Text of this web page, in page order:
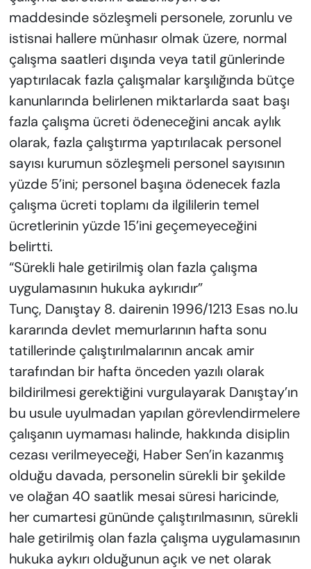
maddesinde sözleşmeli personele, zorunlu ve
istisnai hallere münhasır olmak üzere, normal
çalışma saatleri dışında veya tatil günlerinde
yaptırılacak fazla çalışmalar karşılığında bütçe
kanunlarında belirlenen miktarlarda saat başı
fazla çalışma ücreti ödeneceğini ancak aylık
olarak, fazla çalıştırma yaptırılacak personel
sayısı kurumun sözleşmeli personel sayısının
yüzde 5’ini; personel başına ödenecek fazla
çalışma ücreti toplamı da ilgililerin temel
ücretlerinin yüzde 15’ini geçemeyeceğini
belirtti.
“Sürekli hale getirilmiş olan fazla çalışma
uygulamasının hukuka aykırıdır”
Tunç, Danıştay 8. dairenin 1996/1213 Esas no.lu
kararında devlet memurlarının hafta sonu
tatillerinde çalıştırılmalarının ancak amir
tarafından bir hafta önceden yazılı olarak
bildirilmesi gerektiğini vurgulayarak Danıştay’ın
bu usule uyulmadan yapılan görevlendirmelere
çalışanın uymaması halinde, hakkında disiplin
cezası verilmeyeceği, Haber Sen’in kazanmış
olduğu davada, personelin sürekli bir şekilde
ve olağan 40 saatlik mesai süresi haricinde,
her cumartesi gününde çalıştırılmasının, sürekli
hale getirilmiş olan fazla çalışma uygulamasının
hukuka aykırı olduğunun açık ve net olarak